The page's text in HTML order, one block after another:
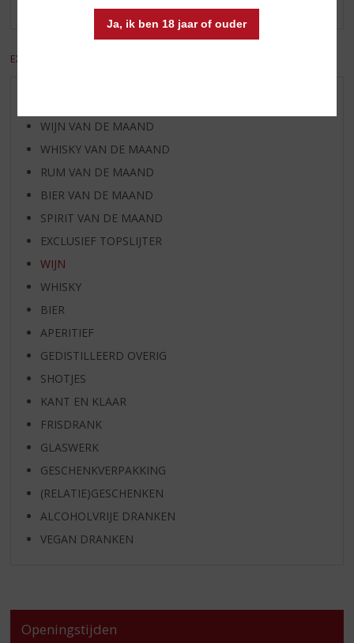
Ja, ik ben 18 jaar of ouder
EXCL. BTW
WIJN VAN DE MAAND
WHISKY VAN DE MAAND
RUM VAN DE MAAND
BIER VAN DE MAAND
SPIRIT VAN DE MAAND
EXCLUSIEF TOPSLIJTER
WIJN
WHISKY
BIER
APERITIEF
GEDISTILLEERD OVERIG
SHOTJES
KANT EN KLAAR
FRISDRANK
GLASWERK
GESCHENKVERPAKKING
(RELATIE)GESCHENKEN
ALCOHOLVRIJE DRANKEN
VEGAN DRANKEN
Openingstijden